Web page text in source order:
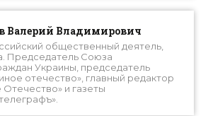
Валерий Владимирович
общественный деятель,
Председатель Союза
Украины, председатель
отечество», главный редактор
Отечество» и газеты